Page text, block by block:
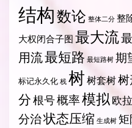
结构数论 整体二分 整
大权闭合子图 最大流
用流最短路 最短路树 期
标记永久化 栈 树 树套树树
分根号概率模拟 欧
分治状态压缩 生成树 矩